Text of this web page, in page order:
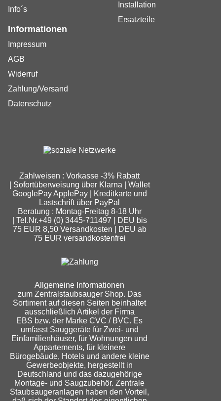
Info´s
Installation
Ersatzteile
Informationen
Impressum
AGB
Widerruf
Zahlung/Versand
Datenschutz
Zahlweisen : Vorkasse -3% Rabatt
| Sofortüberweisung über Klarna | Wallet
GooglePay ApplePay | Kreditkarte und
Lastschrift über PayPal
Beratung : Montag-Freitag 8-18 Uhr
| Tel.Nr.+49 (0) 3445-711497 | DEU bis
75 EUR 8,50 Versandkosten | DEU ab
75 EUR versandkostenfrei
Allgemeine Informationen
zum Zentralstaubsauger Shop. Das
Sortiment auf diesen Seiten beinhaltet
ausschließlich Artikel der Firma
EBS bzw. der Marke CVC / BVC. Es
umfasst Sauggeräte für Zwei- und
Einfamilienhäuser, für Wohnungen und
Appartements, für kleinere
Bürogebäude, Hotels und andere kleine
Gewerbeobjekte, hergestellt in
Deutschland und das dazugehörige
Montage- und Saugzubehör. Zentrale
Staubsaugeranlagen haben den Vorteil,